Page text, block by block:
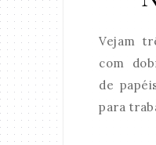
Vejam
com
de
para